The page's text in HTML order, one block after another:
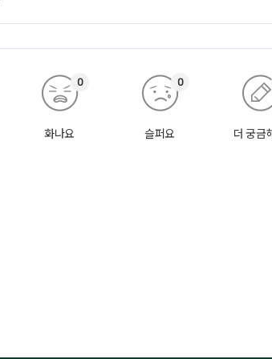
화나요
0
슬퍼요
0
더 궁금